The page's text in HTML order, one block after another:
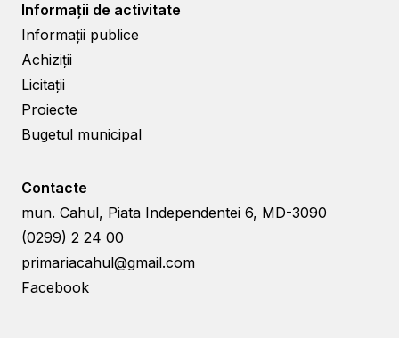
Informații de activitate
Informații publice
Achiziții
Licitații
Proiecte
Bugetul municipal
Contacte
mun. Cahul, Piata Independentei 6, MD-3090
(0299) 2 24 00
primariacahul@gmail.com
Facebook